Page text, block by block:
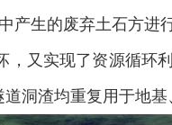
产生的废弃土石方进
又实现了资源循环
洞渣均重复用于地基